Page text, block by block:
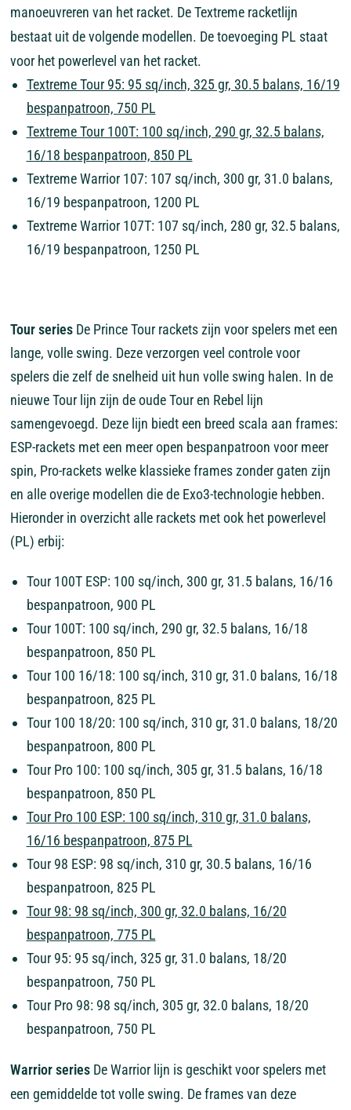
manoeuvreren van het racket. De Textreme racketlijn
bestaat uit de volgende modellen. De toevoeging PL staat
voor het powerlevel van het racket.
Textreme Tour 95: 95 sq/inch, 325 gr, 30.5 balans, 16/19
bespanpatroon, 750 PL
Textreme Tour 100T: 100 sq/inch, 290 gr, 32.5 balans,
16/18 bespanpatroon, 850 PL
Textreme Warrior 107: 107 sq/inch, 300 gr, 31.0 balans,
16/19 bespanpatroon, 1200 PL
Textreme Warrior 107T: 107 sq/inch, 280 gr, 32.5 balans,
16/19 bespanpatroon, 1250 PL
Tour seriesDe Prince Tour rackets zijn voor spelers met een
lange, volle swing. Deze verzorgen veel controle voor
spelers die zelf de snelheid uit hun volle swing halen. In de
nieuwe Tour lijn zijn de oude Tour en Rebel lijn
samengevoegd. Deze lijn biedt een breed scala aan frames:
ESP-rackets met een meer open bespanpatroon voor meer
spin, Pro-rackets welke klassieke frames zonder gaten zijn
en alle overige modellen die de Exo3-technologie hebben.
Hieronder in overzicht alle rackets met ook het powerlevel
(PL) erbij:
Tour 100T ESP: 100 sq/inch, 300 gr, 31.5 balans, 16/16
bespanpatroon, 900 PL
Tour 100T: 100 sq/inch, 290 gr, 32.5 balans, 16/18
bespanpatroon, 850 PL
Tour 100 16/18: 100 sq/inch, 310 gr, 31.0 balans, 16/18
bespanpatroon, 825 PL
Tour 100 18/20: 100 sq/inch, 310 gr, 31.0 balans, 18/20
bespanpatroon, 800 PL
Tour Pro 100: 100 sq/inch, 305 gr, 31.5 balans, 16/18
bespanpatroon, 850 PL
Tour Pro 100 ESP: 100 sq/inch, 310 gr, 31.0 balans,
16/16 bespanpatroon, 875 PL
Tour 98 ESP: 98 sq/inch, 310 gr, 30.5 balans, 16/16
bespanpatroon, 825 PL
Tour 98: 98 sq/inch, 300 gr, 32.0 balans, 16/20
bespanpatroon, 775 PL
Tour 95: 95 sq/inch, 325 gr, 31.0 balans, 18/20
bespanpatroon, 750 PL
Tour Pro 98: 98 sq/inch, 305 gr, 32.0 balans, 18/20
bespanpatroon, 750 PL
Warrior seriesDe Warrior lijn is geschikt voor spelers met
een gemiddelde tot volle swing. De frames van deze